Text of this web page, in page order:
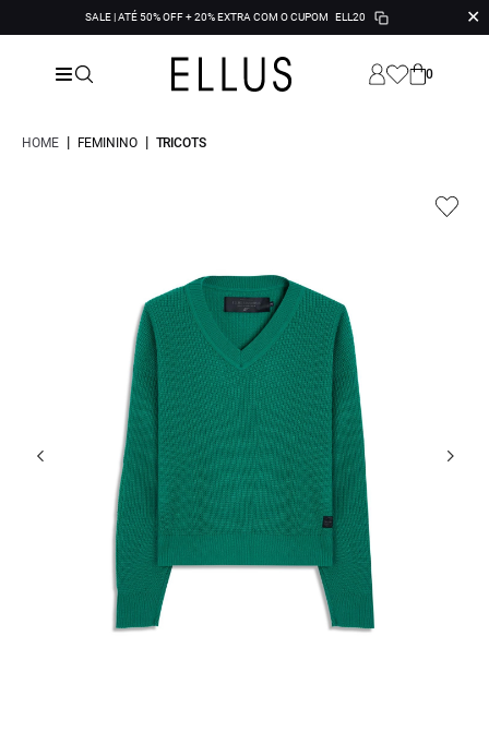
SALE | ATÉ 50% OFF + 20% EXTRA COM O CUPOM ELL20 ✕
0
HOME | FEMININO | TRICOTS